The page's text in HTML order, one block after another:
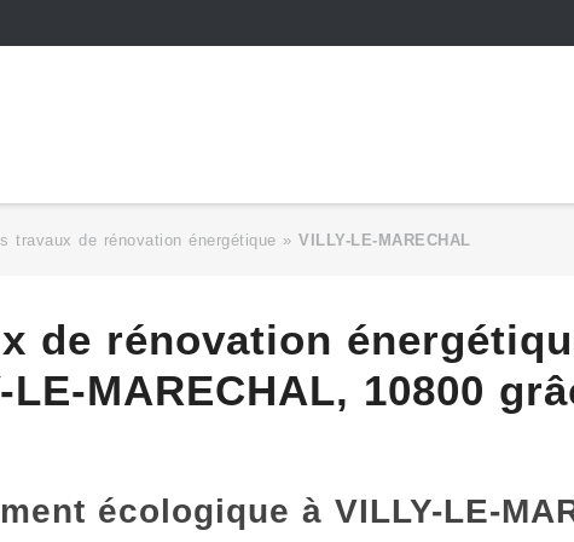
travaux de rénovation énergétique » VILLY-LE-MARECHAL
de rénovation
MARECHAL, 10800
écologique à VILLY-LE-